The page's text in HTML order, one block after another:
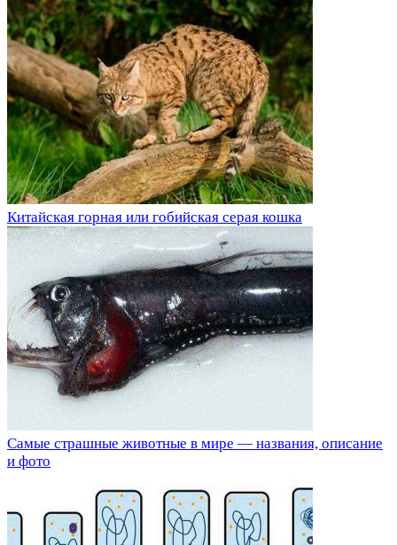
Китайская горная или гобийская серая кошка
Самые страшные животные в мире — названия, описание
и фото